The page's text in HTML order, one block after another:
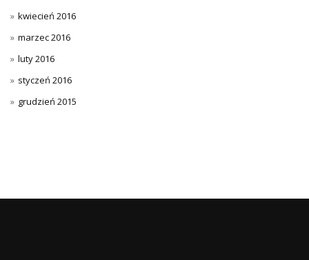
kwiecień 2016
marzec 2016
luty 2016
styczeń 2016
grudzień 2015